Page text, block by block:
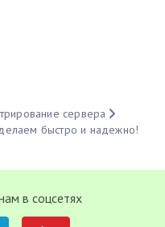
сервера
быстро и надежно!
в соцсетях